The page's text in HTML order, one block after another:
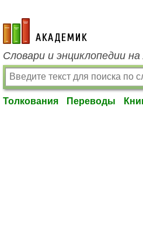
academic.ru
Словари и энциклопедии
Толкования Переводы